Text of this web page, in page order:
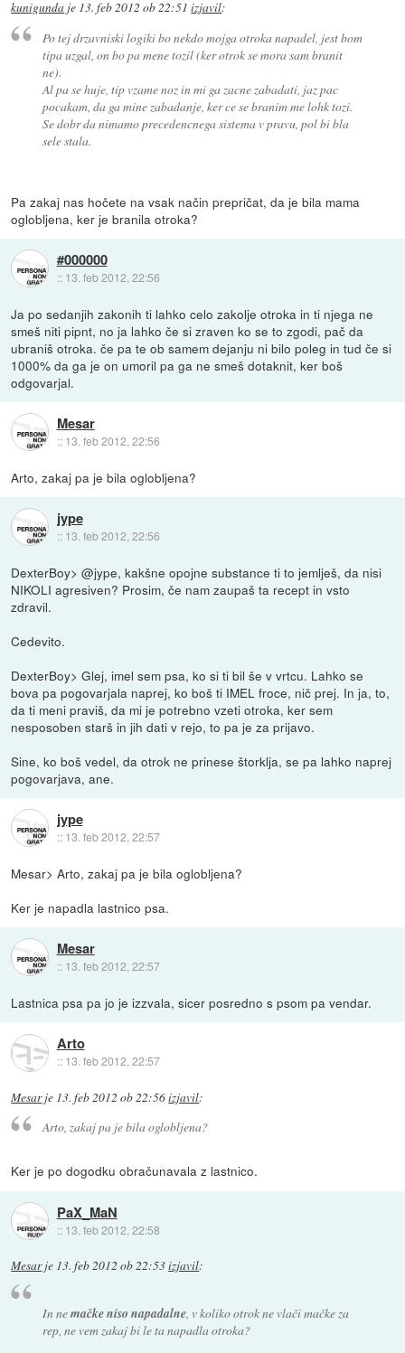
kunigunda je 13. feb 2012 ob 22:51 izjavil:
Po tej drzavniski logiki bo nekdo mojga otroka napadel, jest bom
tipa uzgal, on bo pa mene tozil (ker otrok se mora sam branit
ne).
Al pa se huje, tip vzame noz in mi ga zacne zabadati, jaz pac
pocakam, da ga mine zabadanje, ker ce se branim me lohk tozi.
Se dobr da nimamo precedencnega sistema v pravu, pol bi bla
sele stala.
Pa zakaj nas hočete na vsak način prepričat, da je bila mama
oglobljena, ker je branila otroka?
#000000
:: 13. feb 2012, 22:56
Ja po sedanjih zakonih ti lahko celo zakolje otroka in ti njega ne
smeš niti pipnt, no ja lahko če si zraven ko se to zgodi, pač da
ubraniš otroka. če pa te ob samem dejanju ni bilo poleg in tud če si
1000% da ga je on umoril pa ga ne smeš dotaknit, ker boš
odgovarjal.
Mesar
:: 13. feb 2012, 22:56
Arto, zakaj pa je bila oglobljena?
jype
:: 13. feb 2012, 22:56
DexterBoy> @jype, kakšne opojne substance ti to jemlješ, da nisi
NIKOLI agresiven? Prosim, če nam zaupaš ta recept in vsto
zdravil.
Cedevito.
DexterBoy> Glej, imel sem psa, ko si ti bil še v vrtcu. Lahko se
bova pa pogovarjala naprej, ko boš ti IMEL froce, nič prej. In ja, to,
da ti meni praviš, da mi je potrebno vzeti otroka, ker sem
nesposoben starš in jih dati v rejo, to pa je za prijavo.
Sine, ko boš vedel, da otrok ne prinese štorklja, se pa lahko naprej
pogovarjava, ane.
jype
:: 13. feb 2012, 22:57
Mesar> Arto, zakaj pa je bila oglobljena?
Ker je napadla lastnico psa.
Mesar
:: 13. feb 2012, 22:57
Lastnica psa pa jo je izzvala, sicer posredno s psom pa vendar.
Arto
:: 13. feb 2012, 22:57
Mesarje 13. feb 2012 ob 22:56izjavil:
Arto, zakaj pa je bila oglobljena?
Ker je po dogodku obračunavala z lastnico.
PaX_MaN
:: 13. feb 2012, 22:58
Mesarje 13. feb 2012 ob 22:53izjavil:
In nemačke niso napadalne, v koliko otrok ne vlači mačke za
rep, ne vem zakaj bi le ta napadla otroka?